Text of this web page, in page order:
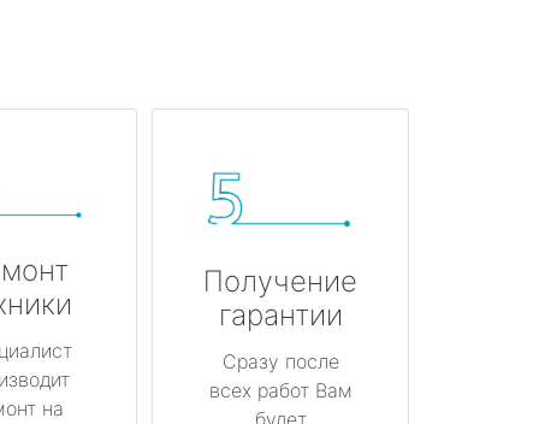
на
Получение
гарантии
Сразу после
всех работ Вам
будет